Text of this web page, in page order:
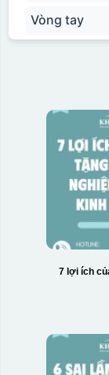
Vòng tay
7 lợi ích